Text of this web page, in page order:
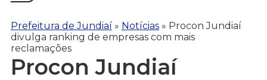
Prefeitura de Jundiaí » Notícias » Procon Jundiaí
divulga ranking de empresas com mais
reclamações
Procon Jundiaí